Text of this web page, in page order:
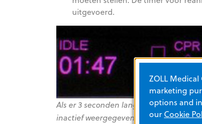
uitgevoerd.
Als er 3 seconden lang geen
inactief weergegeven.
ZOLL
marketing
options and
our Cookie